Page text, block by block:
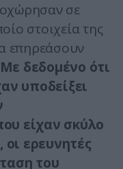
σε
στοιχεία της
επηρεάσουν
Με δεδομένο ότι
υποδείξει
είχαν σκύλο
ερευνητές
του